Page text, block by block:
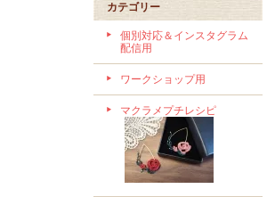
カテゴリー
個別対応＆インスタグラム
配信用
ワークショップ用
マクラメプチレシピ